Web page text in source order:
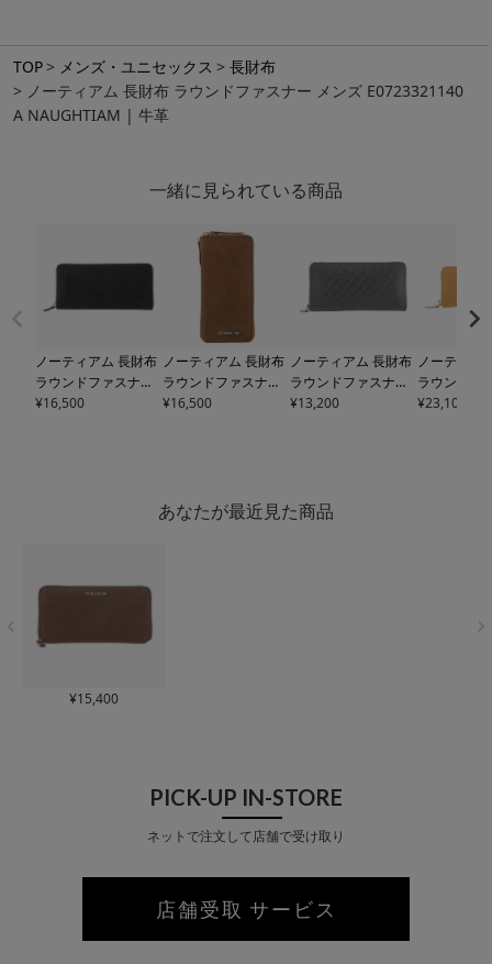
TOP メンズ・ユニセックス
長財布
ノーティアム 長財布 ラウンドファスナー メンズ E0723321140
A NAUGHTIAM | 牛革
一緒に見られている商品
ノーティアム 長財布
ラウンドファスナー
メンズE0724231150
¥16,500
ノーティアム 長財布
ラウンドファスナー
メンズE0724431150
¥16,500
ノーティアム 長財布
ラウンドファスナー
メンズE0723181120
¥13,200
ノーティア
ラウンドフ
メンズ
¥23,100
あなたが最近見た商品
¥15,400
PICK-UP IN-STORE
ネットで注文して店舗で受け取り
店舗受取 サービス